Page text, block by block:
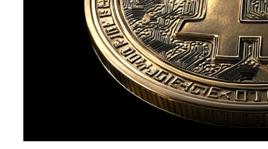
الرقمية اليوم
الرقمية